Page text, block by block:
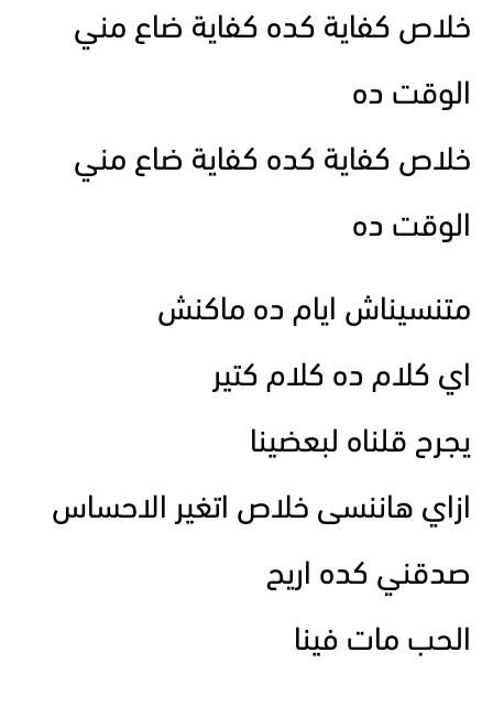
خلاص كفاية كده كفاية ضاع مني
الوقت ده
خلاص كفاية كده كفاية ضاع مني
الوقت ده
متنسيناش ايام ده ماكنش
اي كلام ده كلام كتير
يجرح قلناه لبعضينا
ازاي هاننسى خلاص اتغير الاحساس
صدقني كده اريح
الحب مات فينا